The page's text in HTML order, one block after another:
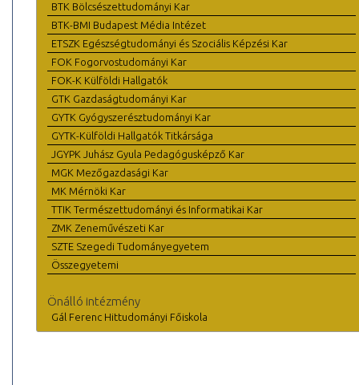
BTK Bölcsészettudományi Kar
BTK-BMI Budapest Média Intézet
ETSZK Egészségtudományi és Szociális Képzési Kar
FOK Fogorvostudományi Kar
FOK-K Külföldi Hallgatók
GTK Gazdaságtudományi Kar
GYTK Gyógyszerésztudományi Kar
GYTK-Külföldi Hallgatók Titkársága
JGYPK Juhász Gyula Pedagógusképző Kar
MGK Mezőgazdasági Kar
MK Mérnöki Kar
TTIK Természettudományi és Informatikai Kar
ZMK Zeneművészeti Kar
SZTE Szegedi Tudományegyetem
Összegyetemi
Önálló intézmény
Gál Ferenc Hittudományi Főiskola